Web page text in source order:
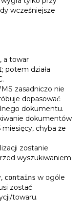
wcześniejsze
a towar
; potem działa
zasadniczo nie
dopasować
dokumentu.
dokumentów
chyba że
zostanie
wyszukiwaniem
contains w ogóle
zostać
towaru.